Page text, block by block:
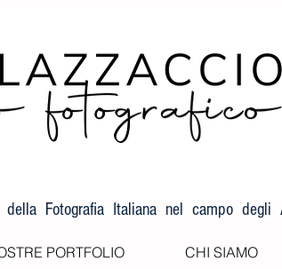
della Fotografia Italiana nel campo
PORTFOLIO CHI SIAMO